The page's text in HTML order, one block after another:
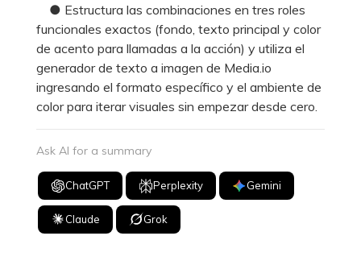
● Estructura las combinaciones en tres roles
funcionales exactos (fondo, texto principal y color
de acento para llamadas a la acción) y utiliza el
generador de texto a imagen de Media.io
ingresando el formato específico y el ambiente de
color para iterar visuales sin empezar desde cero.
Ask AI for a summary
ChatGPT Perplexity Gemini
Claude Grok